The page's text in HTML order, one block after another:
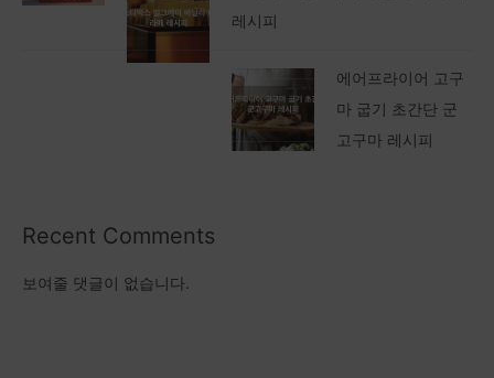
레시피
에어프라이어 고구
마 굽기 초간단 군
고구마 레시피
Recent Comments
보여줄 댓글이 없습니다.